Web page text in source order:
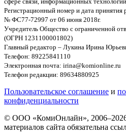
Регистрационный номер и дата принятия
№ ФС77-72997 от 06 июня 2018г.
Учредитель Общество с ограниченной
(ОГРН 1231100001802)
Главный редактор – Лукина Ирина
Телефон: 89225841110
Электронная почта: irina@komionline.ru
Телефон редакции: 89634880925
Пользовательское соглашение и
конфиденциальности
© ООО «КомиОнлайн»,
материалов сайта обязательна